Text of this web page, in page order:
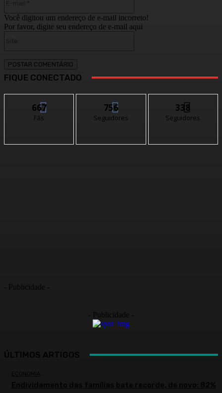
Você digitou um endereço de e-mail incorreto!
Por favor, digite seu endereço de e-mail aqui
FIQUE CONECTADO
667
Fãs
756
Seguidores
338
Seguidores
- Publicidade -
- Publicidade -
ÚLTIMOS ARTIGOS